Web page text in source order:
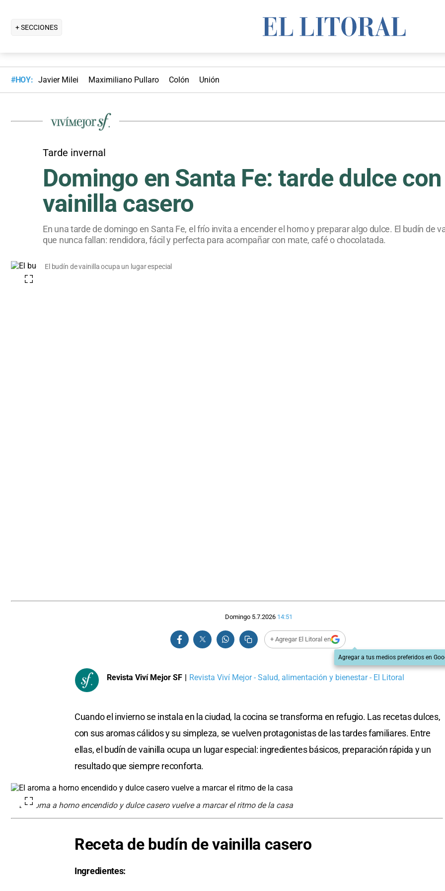
+ SECCIONES
#HOY: Javier Milei Maximiliano Pullaro Colón Unión
Tarde invernal
Domingo en Santa Fe: tarde dulce
vainilla casero
En una tarde de domingo en Santa Fe, el frío invita a encender el horno y preparar algo dulce. El budín de
que nunca fallan: rendidora, fácil y perfecta para acompañar con mate, café o chocolatada.
El budín de vainilla ocupa un lugar especial
Domingo 5.7.2026 14:51
+ Agregar El Litoral en
Agregar a tus medios preferidos en
Revista Viví Mejor SF | Revista Viví Mejor - Salud, alimentación y bienestar - El Litoral
Cuando el invierno se instala en la ciudad, la cocina se transforma en refugio. Las recetas dulces,
con sus aromas cálidos y su simpleza, se vuelven protagonistas de las tardes familiares. Entre
ellas, el budín de vainilla ocupa un lugar especial: ingredientes básicos, preparación rápida y un
resultado que siempre reconforta.
El aroma a horno encendido y dulce casero vuelve a marcar el ritmo de la casa
Receta de budín de vainilla casero
Ingredientes: